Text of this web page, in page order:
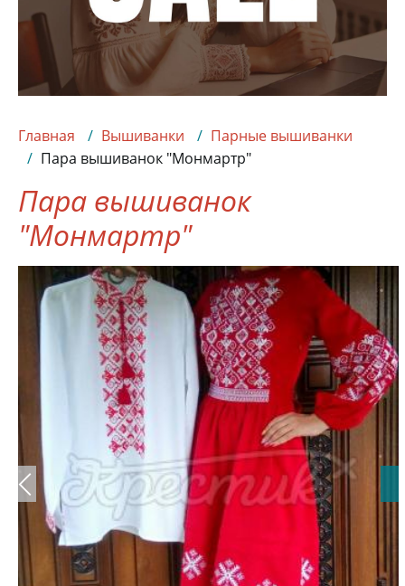
Главная Вышиванки
Парные вышиванки
Пара вышиванок "Монмартр"
Пара вышиванок
"Монмартр"